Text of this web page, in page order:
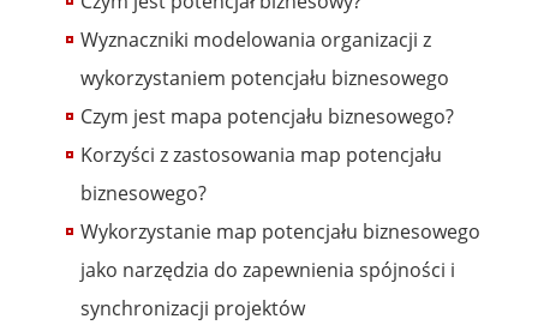
Wyznaczniki modelowania organizacji z
wykorzystaniem potencjału biznesowego
Czym jest mapa potencjału biznesowego?
Korzyści z zastosowania map potencjału
biznesowego?
Wykorzystanie map potencjału biznesowego
jako narzędzia do zapewnienia spójności i
synchronizacji projektów